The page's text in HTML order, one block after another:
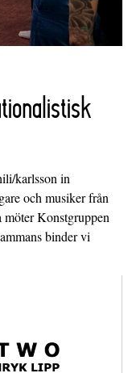
karlsson in
och musiker från
Konstgruppen
binder vi